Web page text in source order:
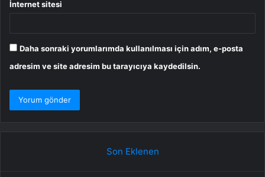
İnternet sitesi
Daha sonraki yorumlarımda kullanılması için adım, e-posta
adresim ve site adresim bu tarayıcıya kaydedilsin.
Son Eklenen